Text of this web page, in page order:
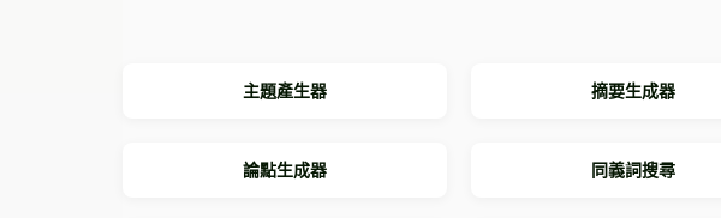
主題產生器 摘要生成器
論點生成器 同義詞搜尋